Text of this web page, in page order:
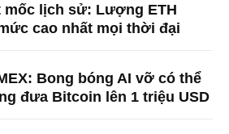
mốc lịch sử: Lượng ETH
cao nhất mọi thời đại
Bong bóng AI vỡ có thể
đưa Bitcoin lên 1 triệu USD